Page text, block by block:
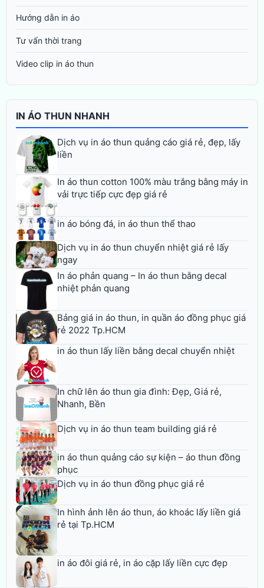
Hướng dẫn in áo
Tư vấn thời trang
Video clip in áo thun
IN ÁO THUN NHANH
Dịch vụ in áo thun quảng cáo giá rẻ, đẹp, lấy
liền
In áo thun cotton 100% màu trắng bằng máy in
vải trực tiếp cực đẹp giá rẻ
in áo bóng đá, in áo thun thể thao
Dịch vụ in áo thun chuyển nhiệt giá rẻ lấy
ngay
In áo phản quang – In áo thun bằng decal
nhiệt phản quang
Bảng giá in áo thun, in quần áo đồng phục giá
rẻ 2022 Tp.HCM
in áo thun lấy liền bằng decal chuyển nhiệt
In chữ lên áo thun gia đình: Đẹp, Giá rẻ,
Nhanh, Bền
Dịch vụ in áo thun team building giá rẻ
in áo thun quảng cáo sự kiện – áo thun đồng
phục
Dịch vụ in áo thun đồng phục giá rẻ
In hình ảnh lên áo thun, áo khoác lấy liền giá
rẻ tại Tp.HCM
in áo đôi giá rẻ, in áo cặp lấy liền cực đẹp